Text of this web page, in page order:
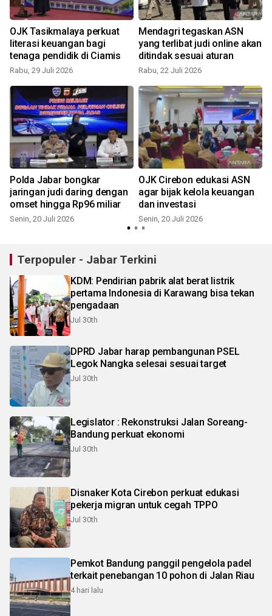
OJK Tasikmalaya perkuat
literasi keuangan bagi
tenaga pendidik di Ciamis
Rabu, 29 Juli 2026
Mendagri tegaskan ASN
yang terlibat judi online akan
ditindak sesuai aturan
Rabu, 22 Juli 2026
Polda Jabar bongkar
jaringan judi daring dengan
omset hingga Rp96 miliar
Senin, 20 Juli 2026
OJK Cirebon edukasi ASN
agar bijak kelola keuangan
dan investasi
Senin, 20 Juli 2026
Terpopuler - Jabar Terkini
KDM: Pendirian pabrik alat berat listrik
pertama Indonesia di Karawang bisa tekan
pengadaan
Jul 30th
DPRD Jabar harap pembangunan PSEL
Legok Nangka selesai sesuai target
Jul 30th
Legislator : Rekonstruksi Jalan Soreang-
Bandung perkuat ekonomi
Jul 30th
Disnaker Kota Cirebon perkuat edukasi
pekerja migran untuk cegah TPPO
Jul 30th
Pemkot Bandung panggil pengelola padel
terkait penebangan 10 pohon di Jalan Riau
4 hari lalu